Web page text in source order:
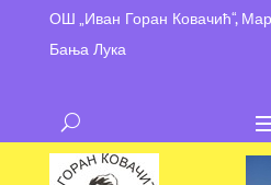
ОШ „Иван Горан Ковачић“,
Бања Лука